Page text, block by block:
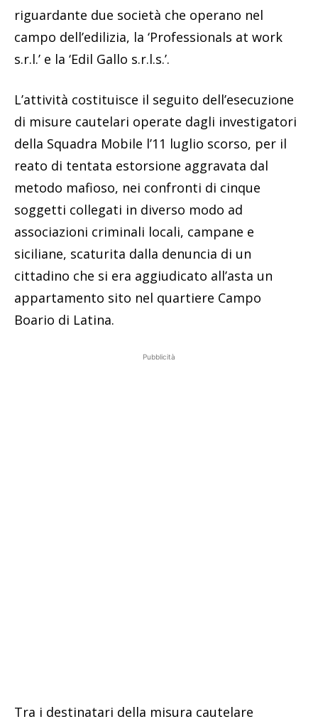
riguardante due società che operano nel
campo dell’edilizia, la ‘Professionals at work
s.r.l.’ e la ‘Edil Gallo s.r.l.s.’.
L’attività costituisce il seguito dell’esecuzione
di misure cautelari operate dagli investigatori
della Squadra Mobile l’11 luglio scorso, per il
reato di tentata estorsione aggravata dal
metodo mafioso, nei confronti di cinque
soggetti collegati in diverso modo ad
associazioni criminali locali, campane e
siciliane, scaturita dalla denuncia di un
cittadino che si era aggiudicato all’asta un
appartamento sito nel quartiere Campo
Boario di Latina.
Pubblicità
Tra i destinatari della misura cautelare